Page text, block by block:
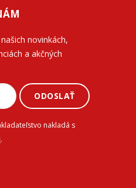
novinkách,
a akčných
ODOSLAŤ
nakladá s
.